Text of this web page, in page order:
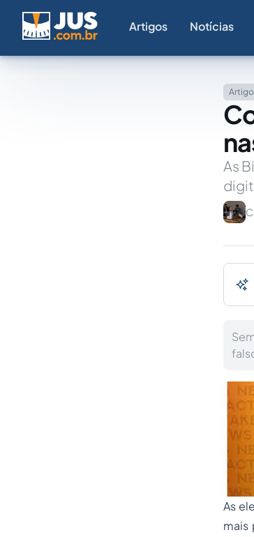
Artigos Notícias
Artigo
As
As
mais